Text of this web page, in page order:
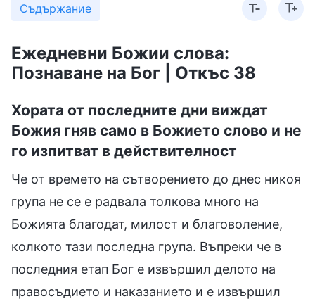
Съдържание
Ежедневни Божии слова:
Познаване на Бог | Откъс 38
Хората от последните дни виждат
Божия гняв само в Божието слово и не
го изпитват в действителност
Че от времето на сътворението до днес никоя
група не се е радвала толкова много на
Божията благодат, милост и благоволение,
колкото тази последна група. Въпреки че в
последния етап Бог е извършил делото на
правосъдието и наказанието и е извършил